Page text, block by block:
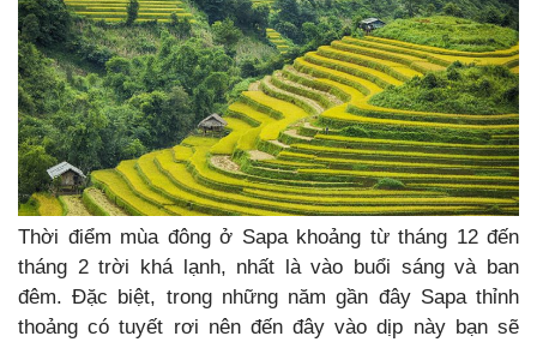
Thời điểm mùa đông ở Sapa khoảng từ tháng 12 đến
tháng 2 trời khá lạnh, nhất là vào buổi sáng và ban
đêm. Đặc biệt, trong những năm gần đây Sapa thỉnh
thoảng có tuyết rơi nên đến đây vào dịp này bạn sẽ